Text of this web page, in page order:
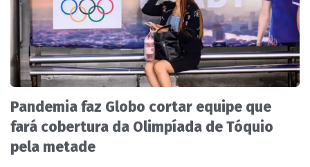
Pandemia faz Globo cortar equipe que
fará cobertura da Olimpíada de Tóquio
pela metade